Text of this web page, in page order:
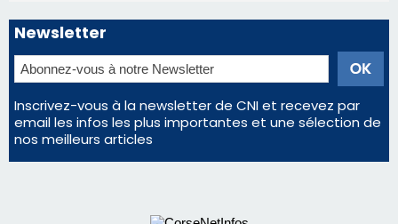
Newsletter
Inscrivez-vous à la newsletter de CNI et recevez par
email les infos les plus importantes et une sélection de
nos meilleurs articles